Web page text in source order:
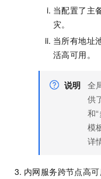
当配置了主
灾。
当所有地址
活高可用。
说明 全
供
和
模
详
内网服务跨节点高